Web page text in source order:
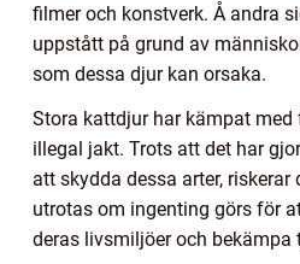
filmer och konstverk. Å andra
uppstått på grund av
som dessa djur kan orsaka.
Stora kattdjur har kämpat
illegal jakt. Trots att det har
att skydda dessa arter,
utrotas om ingenting görs för
deras livsmiljöer och bekämpa